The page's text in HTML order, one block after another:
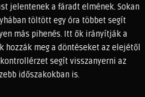
jelentenek a fáradt elmének. Sokan
töltött egy óra többet segít
más pihenés. Itt ők irányítják a
hozzák meg a döntéseket az elejétől
segít visszanyerni az
időszakokban is.